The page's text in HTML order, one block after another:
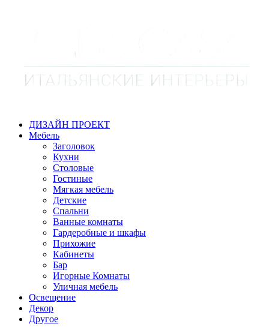
ДИЗАЙН ПРОЕКТ
Мебель
Заголовок
Кухни
Столовые
Гостиные
Мягкая мебель
Детские
Спальни
Ванные комнаты
Гардеробные и шкафы
Прихожие
Кабинеты
Бар
Игорные Комнаты
Уличная мебель
Освещение
Декор
Другое